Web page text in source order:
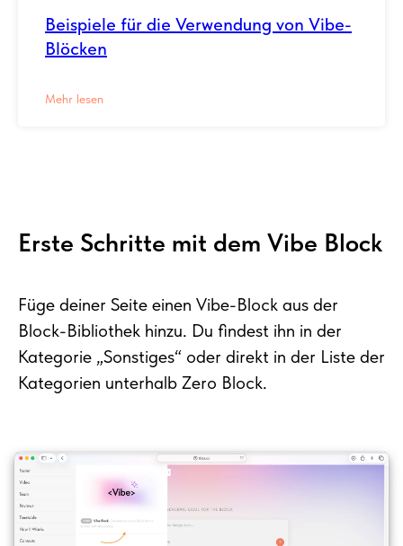
Beispiele für die Verwendung von Vibe-
Blöcken
Mehr lesen
Erste Schritte mit dem Vibe Block
Füge deiner Seite einen Vibe-Block aus der
Block-Bibliothek hinzu. Du findest ihn in der
Kategorie „Sonstiges“ oder direkt in der Liste der
Kategorien unterhalb Zero Block.